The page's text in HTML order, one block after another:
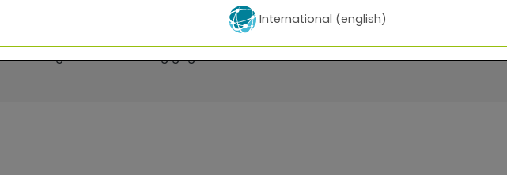
- Weitgehend beständig gegen handelsübliche Desinfektionsmittel
International (english)